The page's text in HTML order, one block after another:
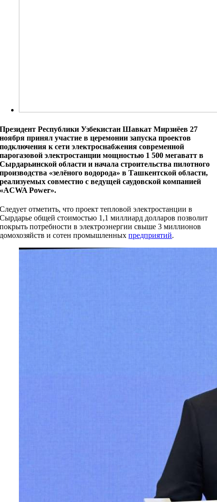
Президент Республики Узбекистан Шавкат Мирзиёев 27
ноября принял участие в церемонии запуска проектов
подключения к сети электроснабжения современной
парогазовой электростанции мощностью 1 500 мегаватт в
Сырдарьинской области и начала строительства пилотного
производства «зелёного водорода» в Ташкентской области,
реализуемых совместно с ведущей саудовской компанией
«ACWA Power».
Следует отметить, что проект тепловой электростанции в
Сырдарье общей стоимостью 1,1 миллиард долларов позволит
покрыть потребности в электроэнергии свыше 3 миллионов
домохозяйств и сотен промышленныхпредприятий.